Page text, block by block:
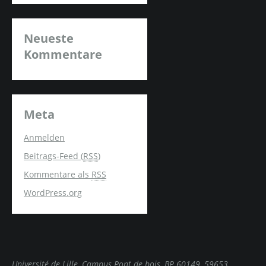
Neueste
Kommentare
Meta
Anmelden
Beitrags-Feed (RSS)
Kommentare als RSS
WordPress.org